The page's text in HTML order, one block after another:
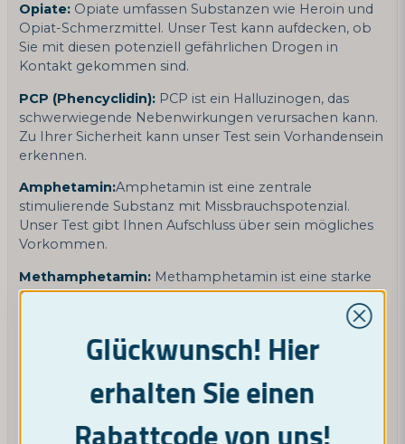
Opiate: Opiate umfassen Substanzen wie Heroin und
Opiat-Schmerzmittel. Unser Test kann aufdecken, ob
Sie mit diesen potenziell gefährlichen Drogen in
Kontakt gekommen sind.
PCP (Phencyclidin): PCP ist ein Halluzinogen, das
schwerwiegende Nebenwirkungen verursachen kann.
Zu Ihrer Sicherheit kann unser Test sein Vorhandensein
erkennen.
Amphetamin:Amphetamin ist eine zentrale
stimulierende Substanz mit Missbrauchspotenzial.
Unser Test gibt Ihnen Aufschluss über sein mögliches
Vorkommen.
Methamphetamin: Methamphetamin ist eine starke
Amphetaminvariante, die süchtig macht. Unser Test
kann Sie auf das Vorhandensein aufmerksam machen.
Unser Becher-Urintest ist einfach zu verwenden und
liefert schnelle und zuverlässige Ergebnisse. Mit diesem
Test erhalten Sie einen eindeutigen Hinweis darauf, ob
diese gefährlichen Stoffe in Ihrem System vorhanden
sind. Schützen Sie Ihre Gesundheit und Ihre Zukunft,
Glückwunsch! Hier
erhalten Sie einen